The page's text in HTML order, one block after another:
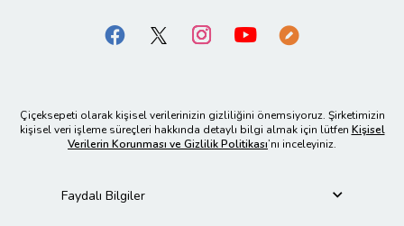
Çiçeksepeti olarak kişisel verilerinizin gizliliğini önemsiyoruz. Şirketimizin
kişisel veri işleme süreçleri hakkında detaylı bilgi almak için lütfen Kişisel
Verilerin Korunması ve Gizlilik Politikası’nı inceleyiniz.
Faydalı Bilgiler